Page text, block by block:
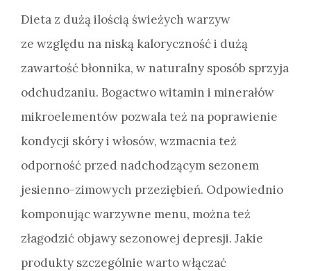
Dieta z dużą ilością świeżych warzyw
ze względu na niską kaloryczność i dużą
zawartość błonnika, w naturalny sposób sprzyja
odchudzaniu. Bogactwo witamin i minerałów
mikroelementów pozwala też na poprawienie
kondycji skóry i włosów, wzmacnia też
odporność przed nadchodzącym sezonem
jesienno-zimowych przeziębień. Odpowiednio
komponując warzywne menu, można też
złagodzić objawy sezonowej depresji. Jakie
produkty szczególnie warto włączać